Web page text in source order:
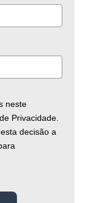
neste
Privacidade.
decisão a